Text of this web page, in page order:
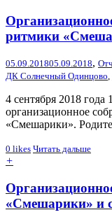
ритмики
05.09.201805.09.2018,
ДК Солнечный Одинцово,
4 сентября 2018
организационное
«Смешарики».
0 likes Читать дальше
+
«Смешарики» и